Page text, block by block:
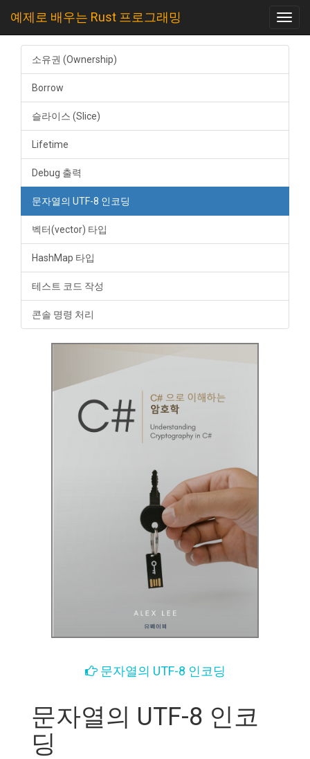
예제로 배우는 Rust 프로그래밍
소유권 (Ownership)
Borrow
슬라이스 (Slice)
Lifetime
Debug 출력
문자열의 UTF-8 인코딩
벡터(vector) 타입
HashMap 타입
테스트 코드 작성
콘솔 명령 처리
문자열의 UTF-8 인코딩
문자열의 UTF-8 인코
딩